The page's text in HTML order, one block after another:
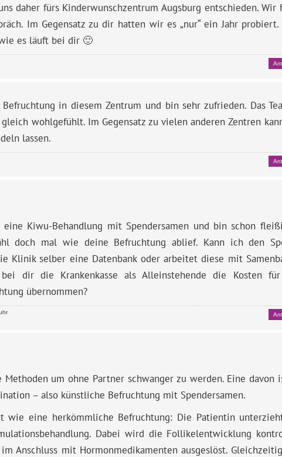
daher fürs Kinderwunschzentrum Augsburg entschieden. Wir
Im Gegensatz zu dir hatten wir es „nur“ ein Jahr probiert.
es läuft bei dir 🙂
in diesem Zentrum und bin sehr zufrieden. Das
wohlgefühlt. Im Gegensatz zu vielen anderen Zentren
lassen.
eine Kiwu-Behandlung mit Spendersamen und bin schon
doch mal wie deine Befruchtung ablief. Kann ich den
Klinik selber eine Datenbank oder arbeitet diese mit
bei dir die Krankenkasse als Alleinstehende die Kosten
übernommen?
um ohne Partner schwanger zu werden. Eine davon
– also künstliche Befruchtung mit Spendersamen.
wie eine herkömmliche Befruchtung: Die Patientin
Dabei wird die Follikelentwicklung
Anschluss mit Hormonmedikamenten ausgeslöst.